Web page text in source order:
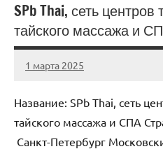
SPb Thai, сеть
тайского массажа и
1 марта 2025
Anisa
Нет
Название: SPb Thai, сеть
тайского массажа и СПА
Санкт-Петербург